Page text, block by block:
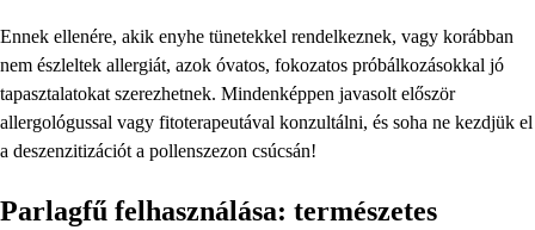
Ennek ellenére, akik enyhe tünetekkel rendelkeznek, vagy korábban
nem észleltek allergiát, azok óvatos, fokozatos próbálkozásokkal jó
tapasztalatokat szerezhetnek. Mindenképpen javasolt először
allergológussal vagy fitoterapeutával konzultálni, és soha ne kezdjük el
a deszenzitizációt a pollenszezon csúcsán!
Parlagfű felhasználása: természetes